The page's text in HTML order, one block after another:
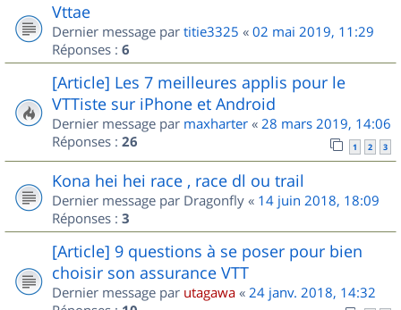
Vttae
Dernier message par titie3325 « 02 mai 2019, 11:29
Réponses : 6
[Article] Les 7 meilleures applis pour le
VTTiste sur iPhone et Android
Dernier message par maxharter « 28 mars 2019, 14:06
Réponses : 26 1 2 3
Kona hei hei race , race dl ou trail
Dernier message par Dragonfly « 14 juin 2018, 18:09
Réponses : 3
[Article] 9 questions à se poser pour bien
choisir son assurance VTT
Dernier message par utagawa « 24 janv. 2018, 14:32